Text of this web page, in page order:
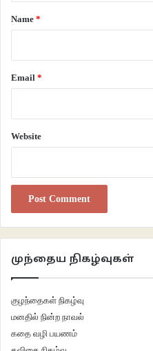
இவ்வளவு நாள்களாகப்
படித்துக்கொண்டிருக்கிறான்
மேசைப் புத்தகத்தின் பக்கங்களை
மின்விசிறி சன்னலருகில்.
எழுத்தறிவற்ற அந்தியொளியோ
இல்லாத சித்திரங்களைத் தேடுகிறது.
கவிஞர் யூமா வாசுகியின் கவிதை
*
Name *
Email *
Website
முந்தைய நிகழ்வுகள்
குழந்தைகள் நிகழ்வு
மனதில் நின்ற நாவல்
கதை வழி பயணம்